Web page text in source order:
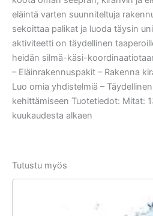
eläintä varten suunniteltuja
sekoittaa palikat ja luoda täysin
aktiviteetti on täydellinen
heidän silmä-käsi-
– Eläinrakennuspakit – Rakenna
Luo omia yhdistelmiä –
kehittämiseen Tuotetiedot: Mitat:
kuukaudesta alkaen
Tutustu myös